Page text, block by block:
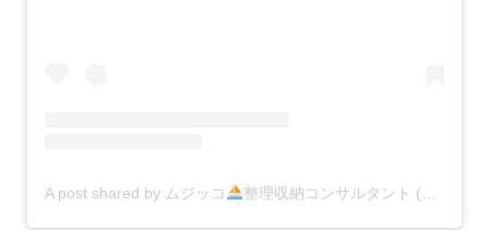
A post shared by ムジッコ 整理収納コンサルタント (@mujikko_rie)